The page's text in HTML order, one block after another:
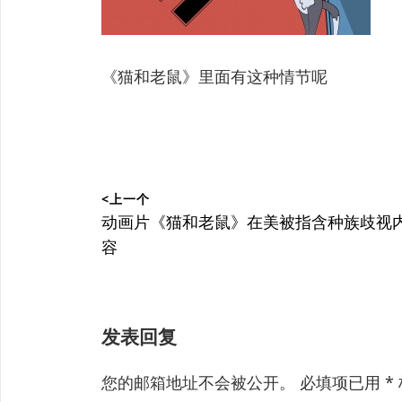
《猫和老鼠》里面有这种情节呢
章
导
<上一个
上
篇
动画片《猫和老鼠》在美被指含种族歧视
容
发表回复
您的邮箱地址不会被公开。 必填项已用 *